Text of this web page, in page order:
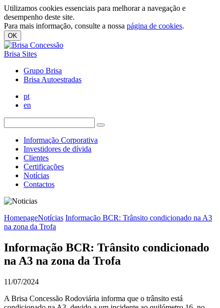
Utilizamos cookies essenciais para melhorar a navegação e
desempenho deste site.
Para mais informação, consulte a nossa página de cookies.
OK
Brisa Sites
Grupo Brisa
Brisa Autoestradas
pt
en
Informação Corporativa
Investidores de dívida
Clientes
Certificações
Notícias
Contactos
HomepageNotícias Informação BCR: Trânsito condicionado na A3
na zona da Trofa
Informação BCR: Trânsito condicionado
na A3 na zona da Trofa
11/07/2024
A Brisa Concessão Rodoviária informa que o trânsito está